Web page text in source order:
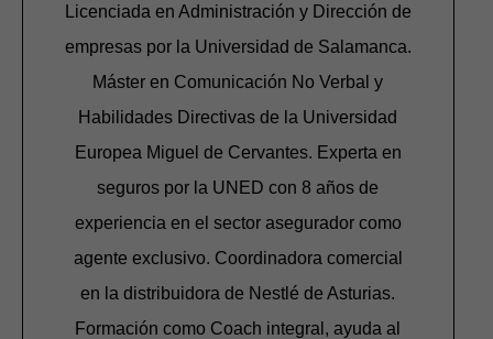
Licenciada en Administración y Dirección de
empresas por la Universidad de Salamanca.
Máster en Comunicación No Verbal y
Habilidades Directivas de la Universidad
Europea Miguel de Cervantes. Experta en
seguros por la UNED con 8 años de
experiencia en el sector asegurador como
agente exclusivo. Coordinadora comercial
en la distribuidora de Nestlé de Asturias.
Formación como Coach integral, ayuda al